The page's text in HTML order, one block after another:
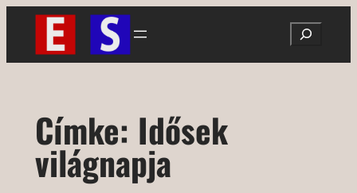
Ugrás
tartalomhoz
Search
Címke: Idősek
világnapja